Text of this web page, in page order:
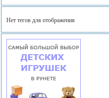
Нет тегов для отображения